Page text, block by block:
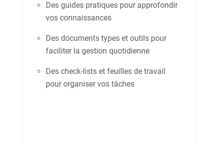
Des guides pratiques pour approfondir
vos connaissances
Des documents types et outils pour
faciliter la gestion quotidienne
Des check-lists et feuilles de travail
pour organiser vos tâches